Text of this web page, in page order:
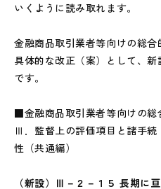
いくように読み取れます。
金融商品取引業者等向けの総
具体的な改正（案）として、
です。
■金融商品取引業者等向けの総
Ⅲ．監督上の評価項目と諸手
性（共通編）
（新設）Ⅲ－２－１５ 長期に